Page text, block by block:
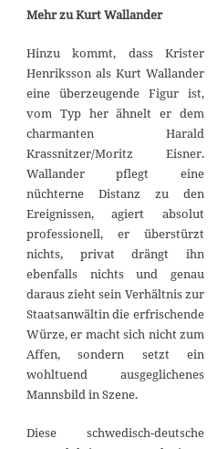
Mehr zu Kurt Wallander
Hinzu kommt, dass Krister
Henriksson als Kurt Wallander
eine überzeugende Figur ist,
vom Typ her ähnelt er dem
charmanten Harald
Krassnitzer/Moritz Eisner.
Wallander pflegt eine
nüchterne Distanz zu den
Ereignissen, agiert absolut
professionell, er überstürzt
nichts, privat drängt ihn
ebenfalls nichts und genau
daraus zieht sein Verhältnis zur
Staatsanwältin die erfrischende
Würze, er macht sich nicht zum
Affen, sondern setzt ein
wohltuend ausgeglichenes
Mannsbild in Szene.
Diese schwedisch-deutsche